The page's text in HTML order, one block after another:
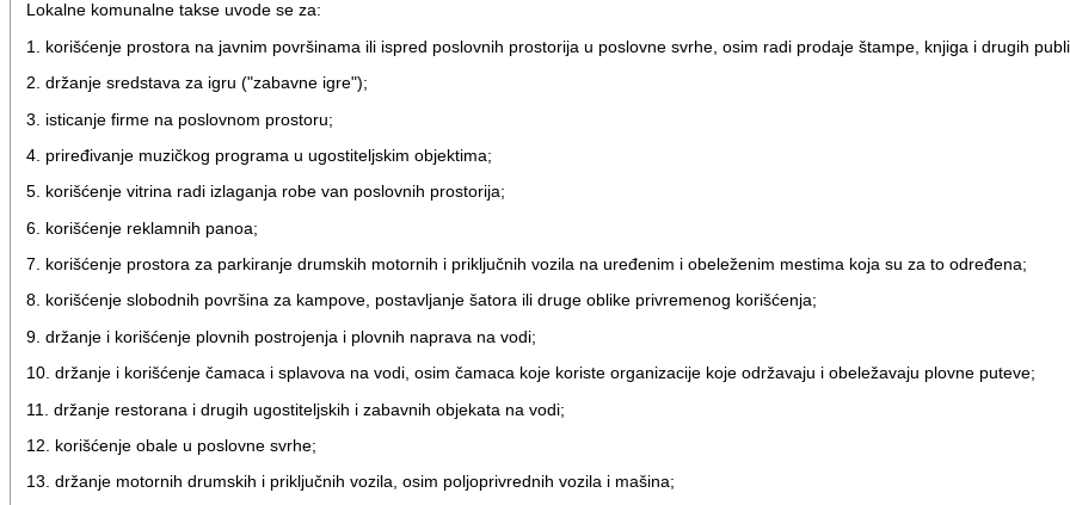
Lokalne komunalne takse uvode se za:
1. korišćenje prostora na javnim površinama ili ispred poslovnih prostorija u poslovne svrhe, osim radi prodaje štampe, knjiga i drugih
2. držanje sredstava za igru ("zabavne igre");
3. isticanje firme na poslovnom prostoru;
4. priređivanje muzičkog programa u ugostiteljskim objektima;
5. korišćenje vitrina radi izlaganja robe van poslovnih prostorija;
6. korišćenje reklamnih panoa;
7. korišćenje prostora za parkiranje drumskih motornih i priključnih vozila na uređenim i obeleženim mestima koja su za to određena;
8. korišćenje slobodnih površina za kampove, postavljanje šatora ili druge oblike privremenog korišćenja;
9. držanje i korišćenje plovnih postrojenja i plovnih naprava na vodi;
10. držanje i korišćenje čamaca i splavova na vodi, osim čamaca koje koriste organizacije koje održavaju i obeležavaju plovne puteve;
11. držanje restorana i drugih ugostiteljskih i zabavnih objekata na vodi;
12. korišćenje obale u poslovne svrhe;
13. držanje motornih drumskih i priključnih vozila, osim poljoprivrednih vozila i mašina;